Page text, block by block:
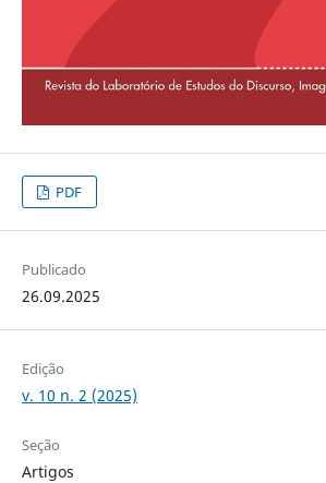
PDF
Publicado
26.09.2025
Edição
v. 10 n. 2 (2025)
Seção
Artigos